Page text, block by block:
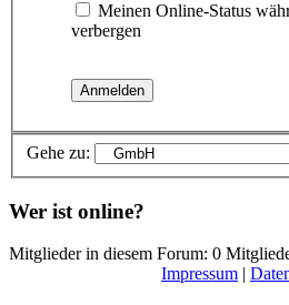
Meinen Online-Status
verbergen
Gehe zu:
Wer ist online?
Mitglieder in diesem Forum: 0
Impressum |